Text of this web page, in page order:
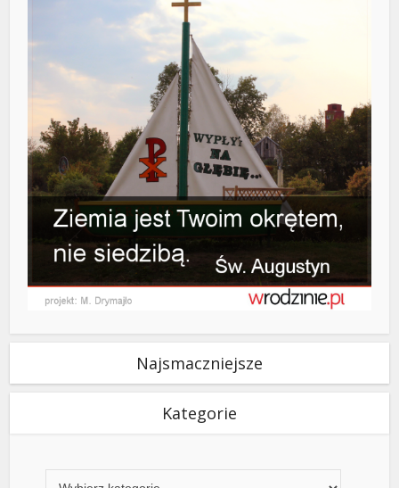
Najsmaczniejsze
Kategorie